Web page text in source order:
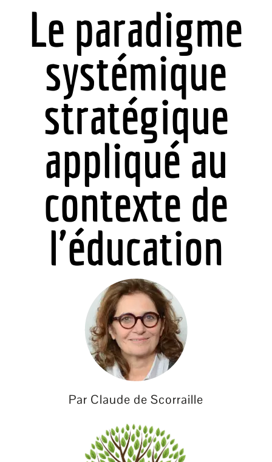
Le paradigme
systémique
stratégique
appliqué au
contexte de
l'éducation
Par Claude de Scorraille